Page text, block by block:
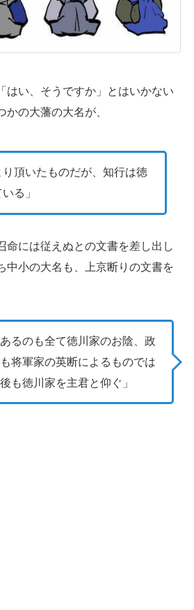
い、そうですか」とはいかない
かの大藩の大名が、
り頂いたものだが、知行は徳
る」
命には従えぬとの文書を差し出し
中小の大名も、上京断りの文書を
るのも全て徳川家のお陰、政
将軍家の英断によるものでは
も徳川家を主君と仰ぐ」